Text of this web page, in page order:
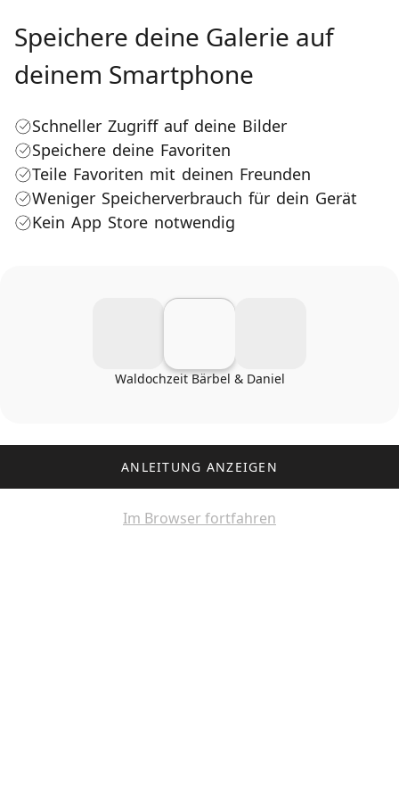
Speichere deine Galerie auf
deinem Smartphone
Schneller Zugriff auf deine Bilder
Speichere deine Favoriten
Teile Favoriten mit deinen Freunden
Weniger Speicherverbrauch für dein Gerät
Kein App Store notwendig
Waldochzeit Bärbel & Daniel
ANLEITUNG ANZEIGEN
Im Browser fortfahren